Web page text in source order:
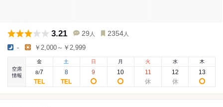
3.21 29 人 2354 人
- ￥2,000～￥2,999
空席
情報
金
8/7
土
8
日
9
月
10
火
11
水
12
木
13